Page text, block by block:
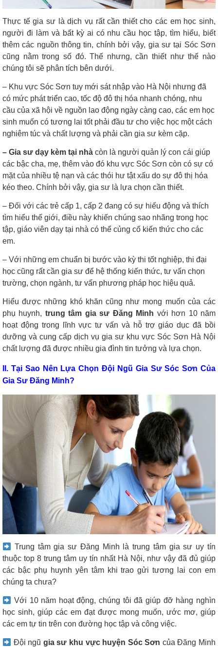
Thực tế gia sư là dịch vụ rất cần thiết cho các em học sinh,
người đi làm và bất kỳ ai có nhu cầu học tập, tìm hiểu, biết
thêm các nguồn thông tin, chính bởi vậy, gia sư tại Sóc Sơn
cũng nằm trong số đó. Thế nhưng, cần thiết như thế nào
chúng tôi sẽ phân tích bên dưới.
– Khu vực Sóc Sơn tuy mới sát nhập vào Hà Nội nhưng đã
có mức phát triển cao, tốc độ đô thị hóa nhanh chóng, nhu
cầu của xã hội về nguồn lao động ngày càng cao, các em học
sinh muốn có tương lai tốt phải đầu tư cho việc học một cách
nghiêm túc và chất lượng và phải cần gia sư kèm cặp.
– Gia sư dạy kèm tại nhà còn là người quản lý con cái giúp
các bậc cha, mẹ, thêm vào đó khu vực Sóc Sơn còn có sự có
mặt của nhiều tệ nạn và các thói hư tật xấu do sự đô thị hóa
kéo theo. Chính bởi vậy, gia sư là lựa chọn cần thiết.
– Đối với các trẻ cấp 1, cấp 2 đang có sự hiếu động và thích
tìm hiểu thế giới, điều này khiến chúng sao nhãng trong học
tập, giáo viên dạy tại nhà có thể củng cố kiến thức cho các
em.
– Với những em chuẩn bị bước vào kỳ thi tốt nghiệp, thi đại
học cũng rất cần gia sư để hệ thống kiến thức, tư vấn chọn
trường, chọn ngành, tư vấn phương pháp học hiệu quả.
Hiểu được những khó khăn cũng như mong muốn của các
phụ huynh, trung tâm gia sư Đăng Minh với hơn 10 năm
hoạt động trong lĩnh vực tư vấn và hỗ trợ giáo dục đã bồi
dưỡng và cung cấp dịch vụ gia sư khu vực Sóc Sơn Hà Nội
chất lượng đã được nhiều gia đình tin tưởng và lựa chọn.
II. Tại Sao Nên Lựa Chọn Đội Ngũ Gia Sư Sóc Sơn Của
Gia Sư Đăng Minh?
Trung tâm gia sư Đăng Minh là trung tâm gia sư uy tín
thuộc top 8 trung tâm uy tín nhất Hà Nội, như vậy đã đủ giúp
các bậc phụ huynh yên tâm khi trao gửi tương lai con em
chúng ta chưa?
Với 10 năm hoạt động, chúng tôi đã giúp đỡ hàng nghìn
học sinh, giúp các em đạt được mong muốn, ước mơ, giúp
các em tự tin trên con đường học tập và công việc.
Đội ngũ gia sư khu vực huyện Sóc Sơn của Đăng Minh